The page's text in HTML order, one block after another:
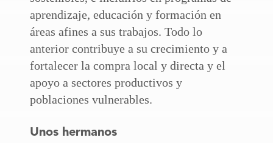
aprendizaje, educación y formación en
áreas afines a sus trabajos. Todo lo
anterior contribuye a su crecimiento y a
fortalecer la compra local y directa y el
apoyo a sectores productivos y
poblaciones vulnerables.
Unos hermanos